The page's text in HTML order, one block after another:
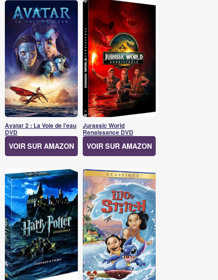
Avatar 2 : La Voie de l'eau
DVD
VOIR SUR AMAZON
Jurassic World
Renaissance DVD
VOIR SUR AMAZON